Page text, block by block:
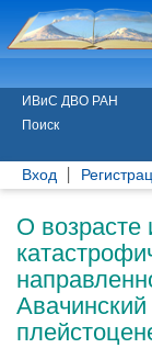
ИВиС ДВО РАН
Поиск
Вход
О